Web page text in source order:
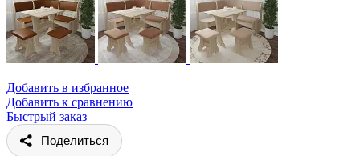
Добавить в избранное
Добавить к сравнению
Быстрый заказ
Поделиться